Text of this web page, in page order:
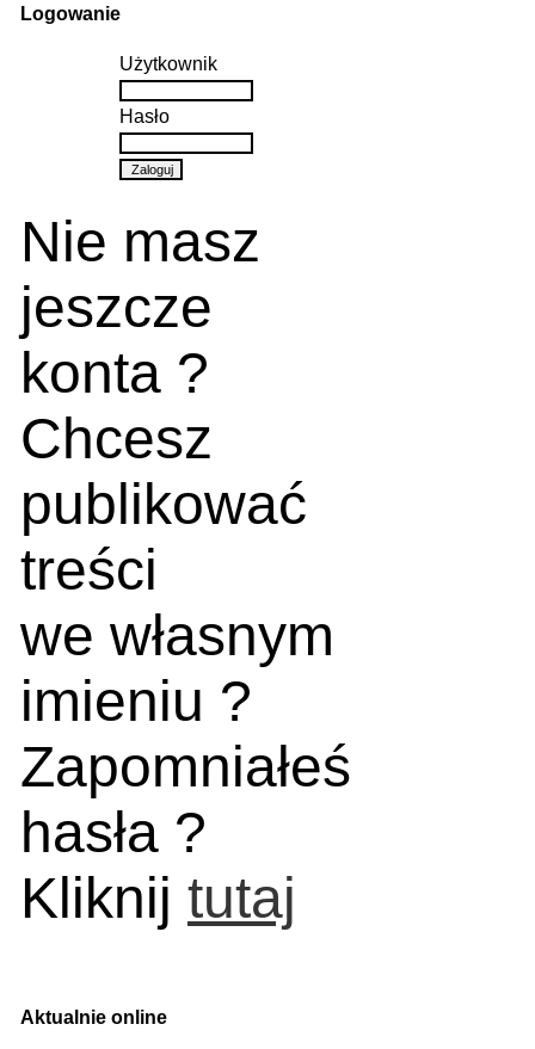
Logowanie
Użytkownik
Hasło
Nie masz
jeszcze
konta ?
Chcesz
publikować
treści
we własnym
imieniu ?
Zapomniałeś
hasła ?
Kliknij tutaj
Aktualnie online